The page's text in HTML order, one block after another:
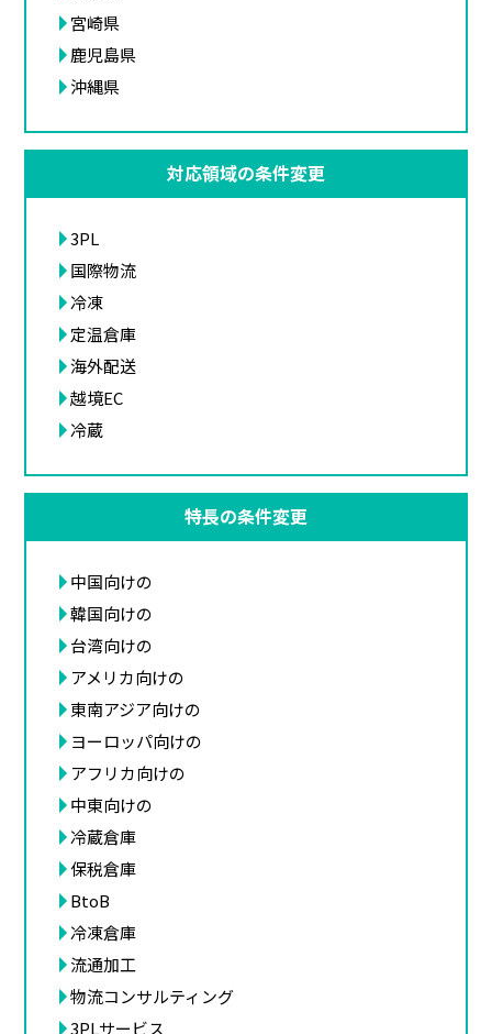
宮崎県
鹿児島県
沖縄県
対応領域の条件変更
3PL
国際物流
冷凍
定温倉庫
海外配送
越境EC
冷蔵
特長の条件変更
中国向けの
韓国向けの
台湾向けの
アメリカ向けの
東南アジア向けの
ヨーロッパ向けの
アフリカ向けの
中東向けの
冷蔵倉庫
保税倉庫
BtoB
冷凍倉庫
流通加工
物流コンサルティング
3PLサービス